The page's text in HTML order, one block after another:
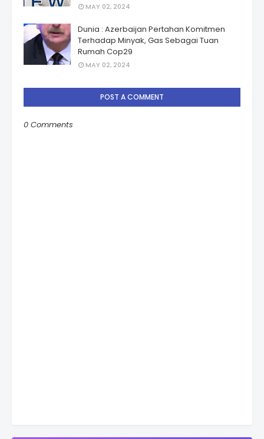
MAY 02, 2024
Dunia : Azerbaijan Pertahan Komitmen
Terhadap Minyak, Gas Sebagai Tuan
Rumah Cop29
MAY 02, 2024
POST A COMMENT
0 Comments